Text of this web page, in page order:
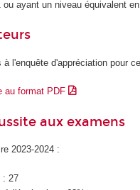
ayant un niveau équivalent
à l'enquête d'appréciation pour
au format PDF
aux examens
2023-2024 :
: 27